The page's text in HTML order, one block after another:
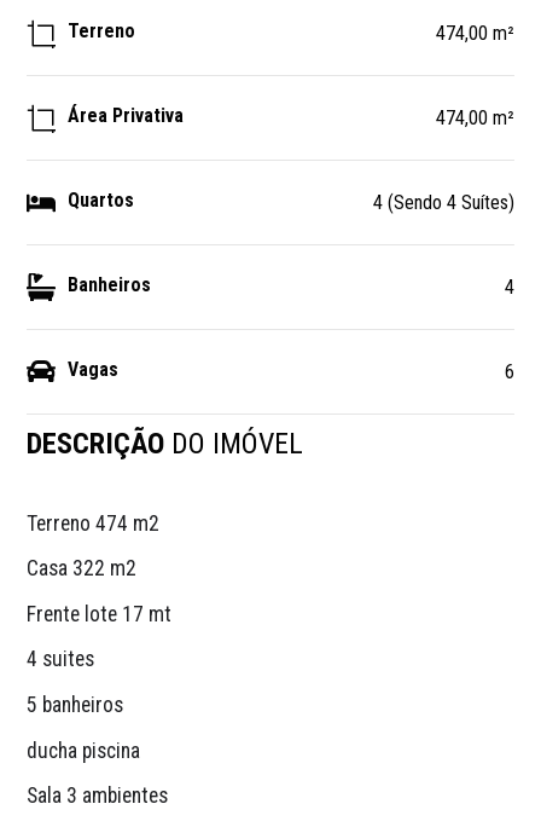
Terreno 474,00 m²
Área Privativa 474,00 m²
Quartos 4 (Sendo 4 Suítes)
Banheiros 4
Vagas 6
DESCRIÇÃO DO IMÓVEL
Terreno 474 m2
Casa 322 m2
Frente lote 17 mt
4 suites
5 banheiros
ducha piscina
Sala 3 ambientes